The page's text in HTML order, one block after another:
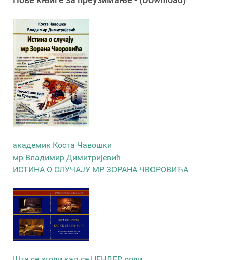
академик Коста Чавошки
мр Владимир Димитријевић
ИСТИНА О СЛУЧАЈУ МР ЗОРАНА ЧВОРОВИЋА